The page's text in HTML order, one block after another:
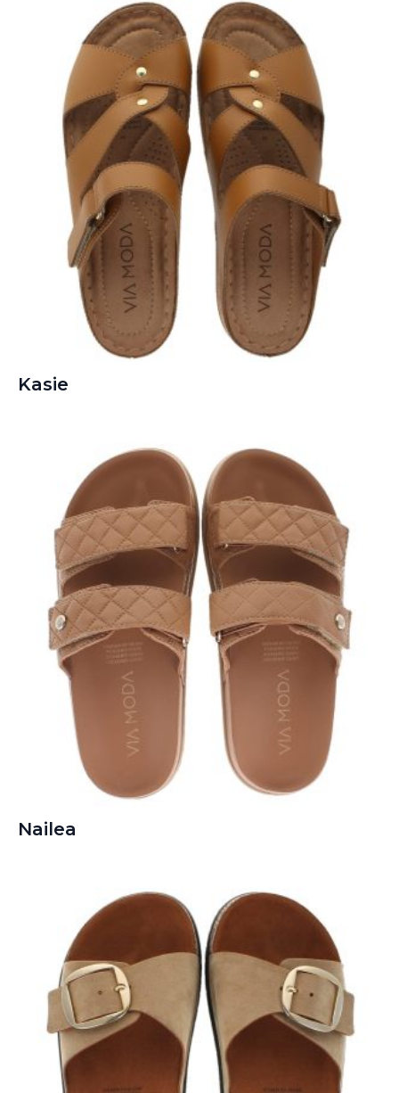
Kasie
Nailea